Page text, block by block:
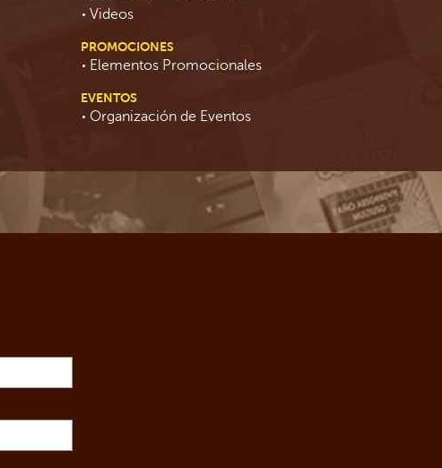
Videos
PROMOCIONES
Elementos Promocionales
EVENTOS
Organización de Eventos